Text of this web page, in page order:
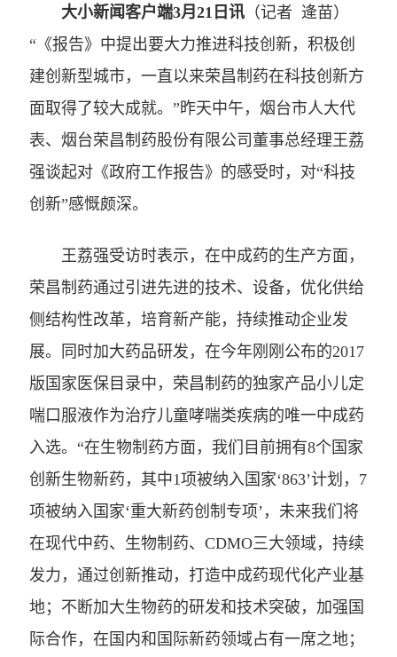
大小新闻客户端3月21日讯 （记者 逄苗）
“《报告》中提出要大力推进科技创新，积极创
建创新型城市，一直以来荣昌制药在科技创新方
面取得了较大成就。”昨天中午，烟台市人大代
表、烟台荣昌制药股份有限公司董事总经理王荔
强谈起对《政府工作报告》的感受时，对“科技
创新”感慨颇深。
王荔强受访时表示，在中成药的生产方面，
荣昌制药通过引进先进的技术、设备，优化供给
侧结构性改革，培育新产能，持续推动企业发
展。同时加大药品研发，在今年刚刚公布的2017
版国家医保目录中，荣昌制药的独家产品小儿定
喘口服液作为治疗儿童哮喘类疾病的唯一中成药
入选。“在生物制药方面，我们目前拥有8个国家
创新生物新药，其中1项被纳入国家‘863’计划，7
项被纳入国家‘重大新药创制专项’，未来我们将
在现代中药、生物制药、CDMO三大领域，持续
发力，通过创新推动，打造中成药现代化产业基
地；不断加大生物药的研发和技术突破，加强国
际合作，在国内和国际新药领域占有一席之地；